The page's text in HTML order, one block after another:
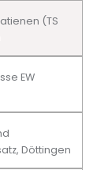
(TS
EW
Döttingen